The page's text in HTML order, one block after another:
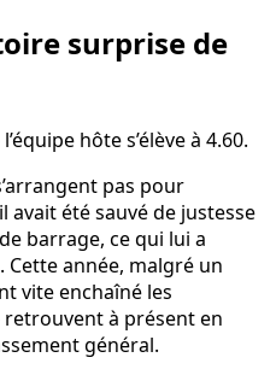
surprise de
hôte s’élève à 4.60.
pas pour
avait été sauvé de justesse
barrage, ce qui lui a
Cette année, malgré un
vite enchaîné les
à présent en
général.